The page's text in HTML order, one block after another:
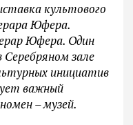
культового
Юфера.
Юфера. Один
Серебряном зале
инициатив
важный
– музей.